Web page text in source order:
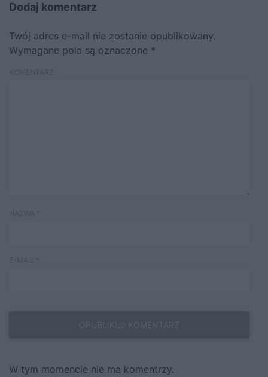
Dodaj komentarz
Twój adres e-mail nie zostanie opublikowany.
Wymagane pola są oznaczone *
W tym momencie nie ma komentrzy.